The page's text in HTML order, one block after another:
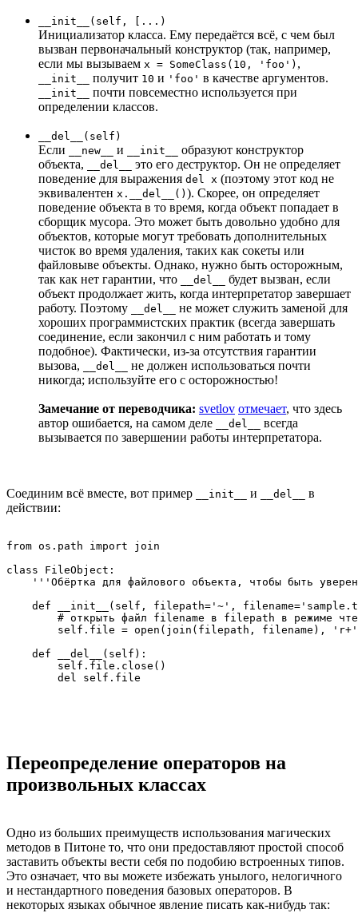
__init__(self, [...)
Инициализатор класса. Ему передаётся всё, с чем был
вызван первоначальный конструктор (так, например,
если мы вызываем x = SomeClass(10, 'foo') ,
__init__ получит 10 и 'foo' в качестве аргументов.
__init__
почти повсеместно используется при
определении классов.
__del__(self)
Если __new__ и __init__
образуют конструктор
объекта,
__del__
это его деструктор. Он не определяет
поведение для выражения del x (поэтому этот код не
эквивалентен x.__del__() ). Скорее, он определяет
поведение объекта в то время, когда объект попадает в
сборщик мусора. Это может быть довольно удобно для
объектов, которые могут требовать дополнительных
чисток во время удаления, таких как сокеты или
файловыве объекты. Однако, нужно быть осторожным,
так как нет гарантии, что
__del__
будет вызван, если
объект продолжает жить, когда интерпретатор завершает
работу. Поэтому
__del__
не может служить заменой для
хороших программистских практик (всегда завершать
соединение, если закончил с ним работать и тому
подобное). Фактически, из-за отсутствия гарантии
вызова,
__del__
не должен использоваться почти
никогда; используйте его с осторожностью!
Замечание от переводчика: svetlov отмечает, что здесь
автор ошибается, на самом деле
__del__
всегда
вызывается по завершении работы интерпретатора.
Соединим всё вместе, вот пример __init__ и __del__
в
действии:
from os.path import join
class FileObject:
'''Обёртка для файлового объекта, чтобы быть
def __init__(self, filepath='~',
# открыть файл filename в filepath в режиме
self.file = open(join(filepath, filename),
    def __del__(self):
        self.file.close()
Переопределение операторов на
произвольных классах
Одно из больших преимуществ использования магических
методов в Питоне то, что они предоставляют простой способ
заставить объекты вести себя по подобию встроенных типов.
Это означает, что вы можете избежать унылого, нелогичного
и нестандартного поведения базовых операторов. В
некоторых языках обычное явление писать как-нибудь так: